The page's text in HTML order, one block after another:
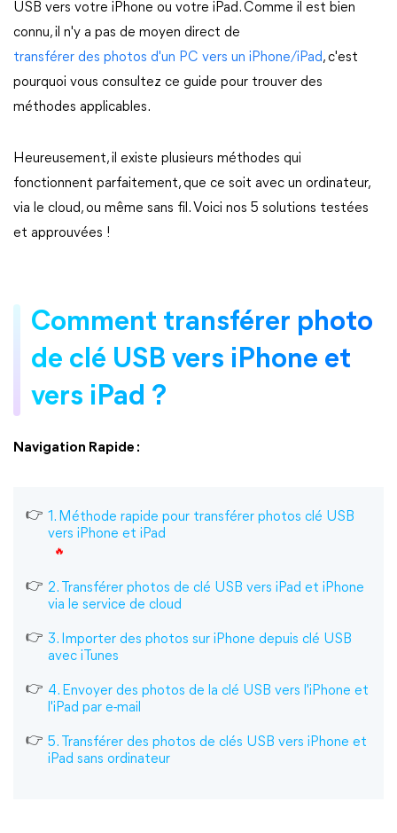
USB vers votre iPhone ou votre iPad. Comme il est bien
connu, il n'y a pas de moyen direct de
transférer des photos d'un PC vers un iPhone/iPad, c'est
pourquoi vous consultez ce guide pour trouver des
méthodes applicables.
Heureusement, il existe plusieurs méthodes qui
fonctionnent parfaitement, que ce soit avec un ordinateur,
via le cloud, ou même sans fil. Voici nos 5 solutions testées
et approuvées !
Comment transférer photo
de clé USB vers iPhone et
vers iPad ?
Navigation Rapide :
1. Méthode rapide pour transférer photos clé USB
vers iPhone et iPad
2. Transférer photos de clé USB vers iPad et iPhone
via le service de cloud
3. Importer des photos sur iPhone depuis clé USB
avec iTunes
4. Envoyer des photos de la clé USB vers l'iPhone et
l'iPad par e-mail
5. Transférer des photos de clés USB vers iPhone et
iPad sans ordinateur